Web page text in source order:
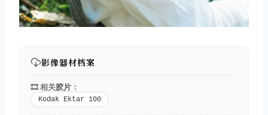
影像器材档案
🎞️ 相关胶片 ：
Kodak Ektar 100